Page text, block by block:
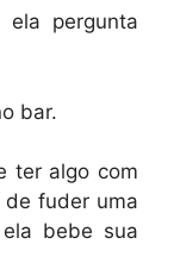
pergunta
bar.
ter algo com
de fuder uma
bebe sua